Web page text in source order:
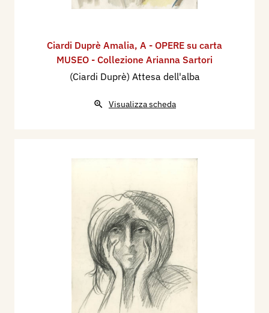
Ciardi Duprè Amalia, A - OPERE su carta
MUSEO - Collezione Arianna Sartori
(Ciardi Duprè) Attesa dell'alba
Visualizza scheda